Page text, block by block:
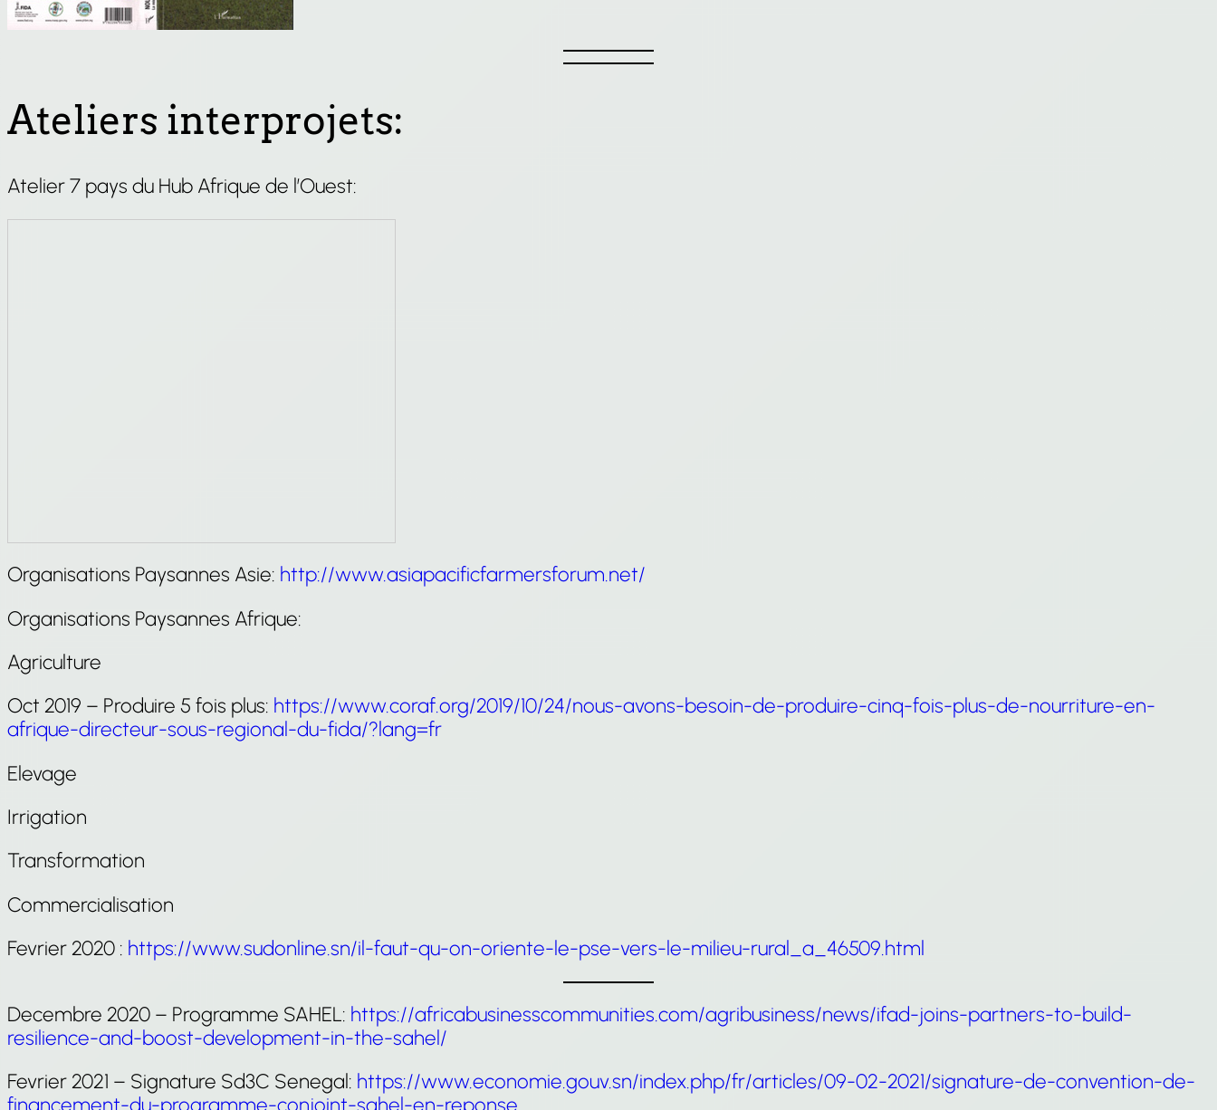
Ateliers interprojets:
Atelier 7 pays du Hub Afrique de l’Ouest:
Organisations Paysannes Asie: http://www.asiapacificfarmersforum.net/
Organisations Paysannes Afrique:
Agriculture
Oct 2019 – Produire 5 fois plus: https://www.coraf.org/2019/10/24/nous-avons-besoin-de-produire-cinq-fois-plus-de-nourriture-en-
afrique-directeur-sous-regional-du-fida/?lang=fr
Elevage
Irrigation
Transformation
Commercialisation
Fevrier 2020 : https://www.sudonline.sn/il-faut-qu-on-oriente-le-pse-vers-le-milieu-rural_a_46509.html
Decembre 2020 – Programme SAHEL: https://africabusinesscommunities.com/agribusiness/news/ifad-joins-partners-to-build-
resilience-and-boost-development-in-the-sahel/
Fevrier 2021 – Signature Sd3C Senegal: https://www.economie.gouv.sn/index.php/fr/articles/09-02-2021/signature-de-convention-de-